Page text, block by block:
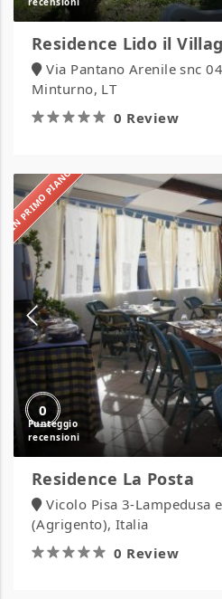
Residence Lido il
Via Pantano Arenile snc
Minturno, LT
0 Review
IN PRIMO PIANO
0
Residence
La
Posta
Residence La Posta
Vicolo Pisa 3-Lampedusa
(Agrigento), Italia
0 Review